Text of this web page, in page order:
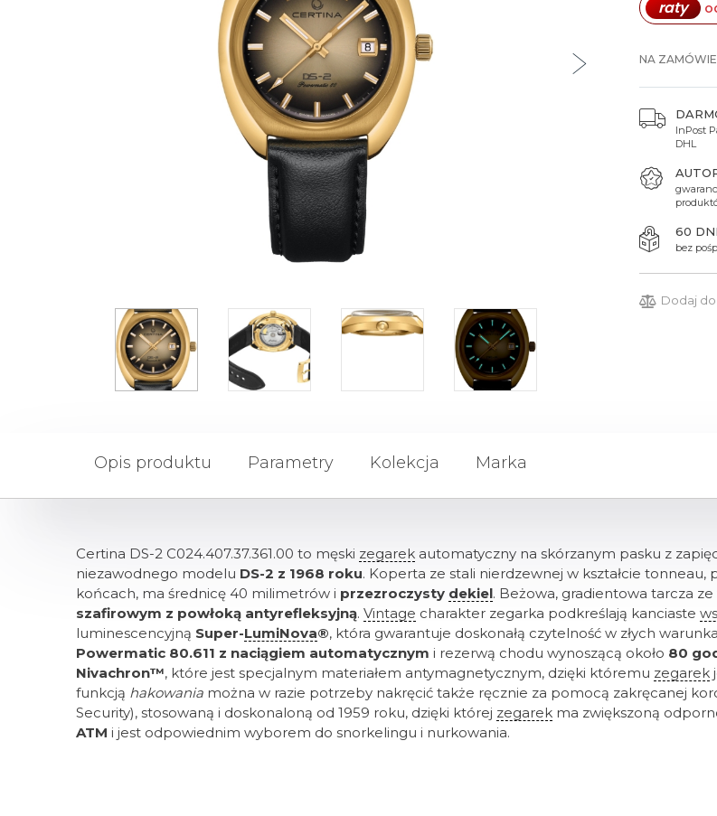
Militarne
Lotnicze
Smartwatch
Retro
Kieszonkowe
Sterowane radiowo
Smartwatch
Retro
Sterowane
Garmin
Guess
Hamilton
Mondaine
Spinki do mankietów
raty
NA
InPost
DHL
60
bez
Dodaj
Opis produktu Parametry Kolekcja Marka
Certina DS-2 C024.407.37.361.00 to męski zegarek automatyczny na skórzanym pasku z
niezawodnego modelu DS-2 z 1968 roku. Koperta ze stali nierdzewnej w kształcie
końcach, ma średnicę 40 milimetrów i przezroczysty dekiel. Beżowa, gradientowa tarcza
szafirowym z powłoką antyrefleksyjną. Vintage charakter zegarka podkreślają kanciaste
luminescencyjną Super-LumiNova®, która gwarantuje doskonałą czytelność w złych
Powermatic 80.611 z naciągiem automatycznym i rezerwą chodu wynoszącą około 80
Nivachron™, które jest specjalnym materiałem antymagnetycznym, dzięki któremu zegarek
funkcją hakowania można w razie potrzeby nakręcić także ręcznie za pomocą zakręcanej
Security), stosowaną i doskonaloną od 1959 roku, dzięki której zegarek ma zwiększoną
ATM i jest odpowiednim wyborem do snorkelingu i nurkowania.